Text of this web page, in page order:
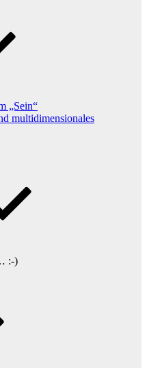
„Sein“
multidimensionales
:-)